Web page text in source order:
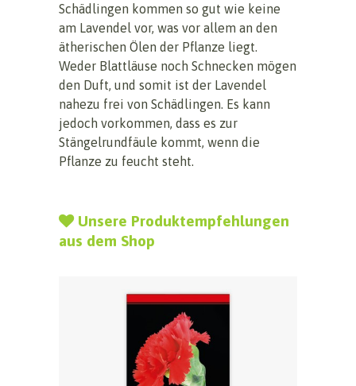
Schädlingen kommen so gut wie keine
am Lavendel vor, was vor allem an den
ätherischen Ölen der Pflanze liegt.
Weder Blattläuse noch Schnecken mögen
den Duft, und somit ist der Lavendel
nahezu frei von Schädlingen. Es kann
jedoch vorkommen, dass es zur
Stängelrundfäule kommt, wenn die
Pflanze zu feucht steht.
Unsere Produktempfehlungen
aus dem Shop